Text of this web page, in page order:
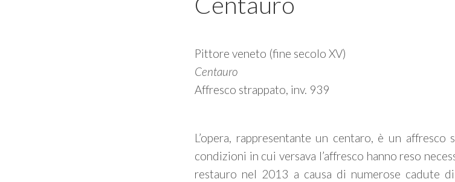
Pittore veneto (fine secolo XV)
Centauro
Affresco strappato, inv. 939
L’opera, rappresentante un centaro, è un
condizioni in cui versava l’affresco hanno reso
restauro nel 2013 a causa di numerose cadute